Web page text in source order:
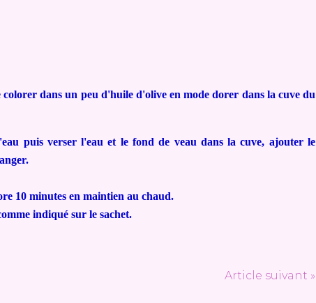
dans un peu d'huile d'olive en mode dorer dans la cuve du
puis verser l'eau et le fond de veau dans la cuve, ajouter le
10 minutes en maintien au chaud.
indiqué sur le sachet.
Article suivant »